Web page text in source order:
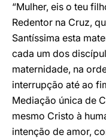
“Mulher, eis o teu
Redentor na Cruz,
Santíssima esta
cada um dos
maternidade, na
interrupção até ao
Mediação única de
mesmo Cristo à
intenção de amor,